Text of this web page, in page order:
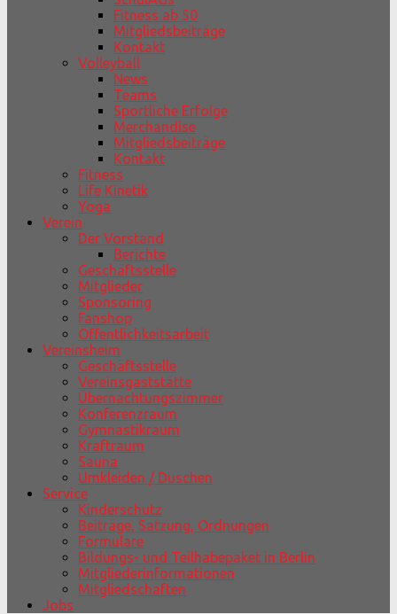
Fitness ab 50
Mitgliedsbeiträge
Kontakt
Volleyball
News
Teams
Sportliche Erfolge
Merchandise
Mitgliedsbeiträge
Kontakt
Fitness
Life Kinetik
Yoga
Verein
Der Vorstand
Berichte
Geschäftsstelle
Mitglieder
Sponsoring
Fanshop
Öffentlichkeitsarbeit
Vereinsheim
Geschäftsstelle
Vereinsgaststätte
Übernachtungszimmer
Konferenzraum
Gymnastikraum
Kraftraum
Sauna
Umkleiden / Duschen
Service
Kinderschutz
Beiträge, Satzung, Ordnungen
Formulare
Bildungs- und Teilhabepaket in Berlin
Mitgliederinformationen
Mitgliedschaften
Jobs